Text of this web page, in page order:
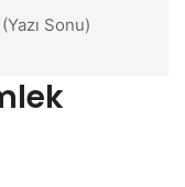
Sonu)